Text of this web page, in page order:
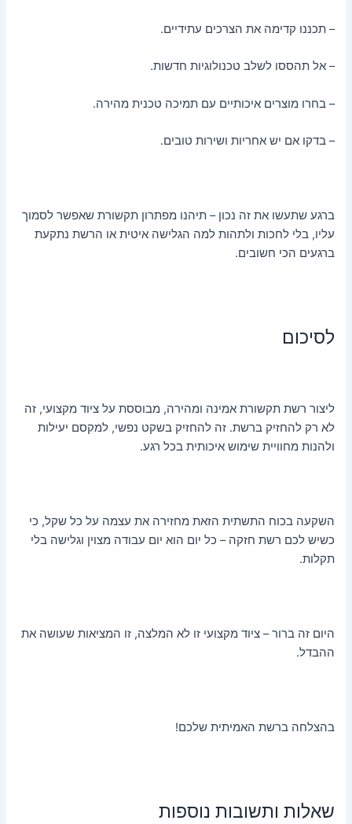
– תכננו קדימה את הצרכים עתידיים.
– אל תהססו לשלב טכנולוגיות חדשות.
– בחרו מוצרים איכותיים עם תמיכה טכנית מהירה.
– בדקו אם יש אחריות ושירות טובים.
ברגע שתעשו את זה נכון – תיהנו מפתרון תקשורת שאפשר לסמוך
עליו, בלי לחכות ולתהות למה הגלישה איטית או הרשת נתקעת
ברגעים הכי חשובים.
לסיכום
ליצור רשת תקשורת אמינה ומהירה, מבוססת על ציוד מקצועי, זה
לא רק להחזיק ברשת. זה להחזיק בשקט נפשי, למקסם יעילות
ולהנות מחוויית שימוש איכותית בכל רגע.
השקעה בכוח התשתית הזאת מחזירה את עצמה על כל שקל, כי
כשיש לכם רשת חזקה – כל יום הוא יום עבודה מצוין וגלישה בלי
תקלות.
היום זה ברור – ציוד מקצועי זו לא המלצה, זו המציאות שעושה את
ההבדל.
בהצלחה ברשת האמיתית שלכם!
שאלות ותשובות נוספות